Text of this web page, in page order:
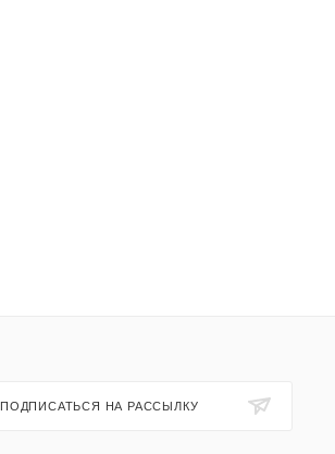
ПОДПИСАТЬСЯ НА РАССЫЛКУ